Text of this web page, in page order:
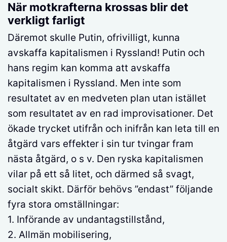
När motkrafterna krossas blir det
verkligt farligt
Däremot skulle Putin, ofrivilligt, kunna
avskaffa kapitalismen i Ryssland! Putin och
hans regim kan komma att avskaffa
kapitalismen i Ryssland. Men inte som
resultatet av en medveten plan utan istället
som resultatet av en rad improvisationer. Det
ökade trycket utifrån och inifrån kan leta till en
åtgärd vars effekter i sin tur tvingar fram
nästa åtgärd, o s v. Den ryska kapitalismen
vilar på ett så litet, och därmed så svagt,
socialt skikt. Därför behövs ”endast” följande
fyra stora omställningar:
1. Införande av undantagstillstånd,
2. Allmän mobilisering,